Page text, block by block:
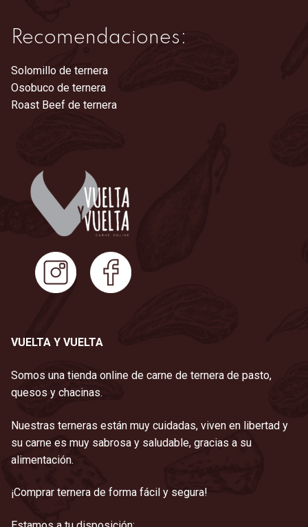
Recomendaciones:
Solomillo de ternera
Osobuco de ternera
Roast Beef de ternera
VUELTA Y VUELTA
Somos una tienda online de carne de ternera de pasto,
quesos y chacinas.
Nuestras terneras están muy cuidadas, viven en libertad y
su carne es muy sabrosa y saludable, gracias a su
alimentación.
¡Comprar ternera de forma fácil y segura!